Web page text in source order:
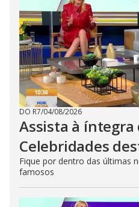
DO R7/04/08/2026
Assista à íntegra
Celebridades
Fique por dentro das últimas
famosos